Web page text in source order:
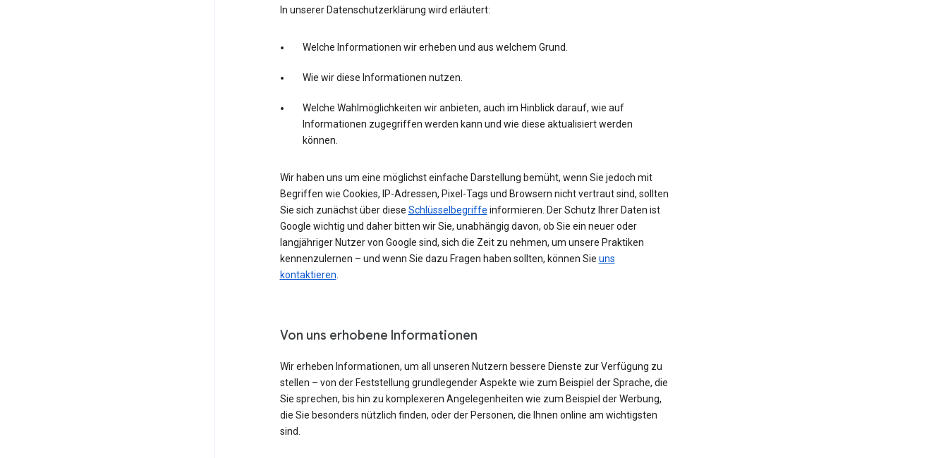
In unserer Datenschutzerklärung wird erläutert:
Welche Informationen wir erheben und aus welchem Grund.
Wie wir diese Informationen nutzen.
Welche Wahlmöglichkeiten wir anbieten, auch im Hinblick darauf, wie auf
Informationen zugegriffen werden kann und wie diese aktualisiert werden
können.
Wir haben uns um eine möglichst einfache Darstellung bemüht, wenn Sie jedoch mit
Begriffen wie Cookies, IP-Adressen, Pixel-Tags und Browsern nicht vertraut sind, sollten
Sie sich zunächst über diese Schlüsselbegriffe informieren. Der Schutz Ihrer Daten ist
Google wichtig und daher bitten wir Sie, unabhängig davon, ob Sie ein neuer oder
langjähriger Nutzer von Google sind, sich die Zeit zu nehmen, um unsere Praktiken
kennenzulernen – und wenn Sie dazu Fragen haben sollten, können Sie uns
kontaktieren.
Von uns erhobene Informationen
Wir erheben Informationen, um all unseren Nutzern bessere Dienste zur Verfügung zu
stellen – von der Feststellung grundlegender Aspekte wie zum Beispiel der Sprache, die
Sie sprechen, bis hin zu komplexeren Angelegenheiten wie zum Beispiel der Werbung,
die Sie besonders nützlich finden, oder der Personen, die Ihnen online am wichtigsten
sind.